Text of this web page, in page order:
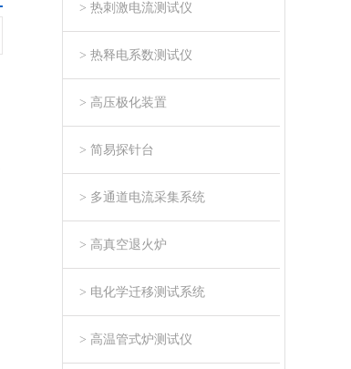
> 热刺激电流测试仪
> 热释电系数测试仪
> 高压极化装置
> 简易探针台
> 多通道电流采集系统
> 高真空退火炉
> 电化学迁移测试系统
> 高温管式炉测试仪